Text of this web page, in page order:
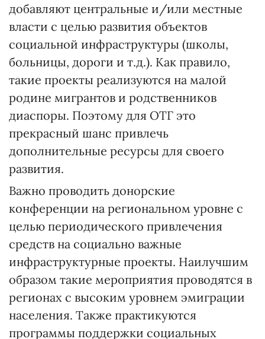
добавляют центральные и/или местные
власти с целью развития объектов
социальной инфраструктуры (школы,
больницы, дороги и т.д.). Как правило,
такие проекты реализуются на малой
родине мигрантов и родственников
диаспоры. Поэтому для ОТГ это
прекрасный шанс привлечь
дополнительные ресурсы для своего
развития.
Важно проводить донорские
конференции на региональном уровне с
целью периодического привлечения
средств на социально важные
инфраструктурные проекты. Наилучшим
образом такие мероприятия проводятся в
регионах с высоким уровнем эмиграции
населения. Также практикуются
программы поддержки социальных